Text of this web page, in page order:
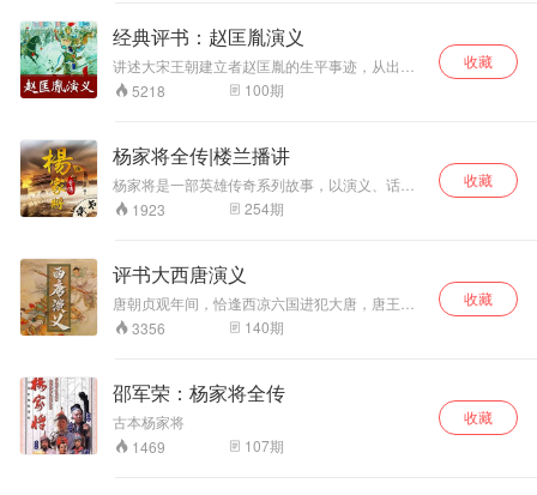
由AI生成）
经典评书：赵匡胤演义
讲述大宋王朝建立者赵匡胤的生平事迹，从出生
来历、早期经历到登基后的政策。故事曲折离
奇，包括大闹勾栏院、董家桥打五虎、挥师大破
5218 100期
收藏
杨家将全传|楼兰播讲
杨家将是一部英雄传奇系列故事，以演义、话
本、戏剧等形式在中国民间广为流传。它对北宋
前期的一些人物和事件加以演义，讲述了杨家四
将》、《杨家将》、《呼家将》等构成了我国通
俗小说史上著名的“三大家将小说”。
1923 254期
收藏
评书大西唐演义
唐朝贞观年间，恰逢西凉六国进犯大唐，唐王李
世民决心御驾亲征，平定西凉。 薛仁贵征东有
功，被封为平辽王。因与皇叔李道宗结怨，被陷
哈迷国犯境，徐茂公立推荐仁贵挂帅征战罗通秦
怀玉程咬金三请薛仁贵，挂帅征西,被困锁阳城，
为苏宝同飞刀所伤。程咬金回京搬兵，薛丁山出
世校场夺魁挂二路元帅出征西凉国，罗通盘肠大
战王伯超，解锁阳二打概利花[位成白关二洁樊梨
3356 140期
收藏
邵军荣：杨家将全传
古本杨家将
1469
107期
收藏